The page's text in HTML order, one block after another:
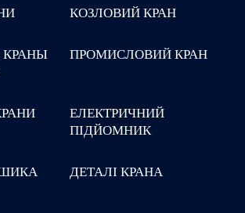
КОЗЛОВИЙ КРАН
ПРОМИСЛОВИЙ КРАН
ЕЛЕКТРИЧНИЙ
ПІДЙОМНИК
ДЕТАЛІ КРАНА